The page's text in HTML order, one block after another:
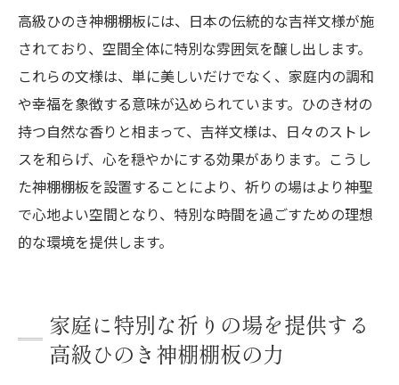
高級ひのき神棚棚板には、日本の伝統的な吉祥文様が施
されており、空間全体に特別な雰囲気を醸し出します。
これらの文様は、単に美しいだけでなく、家庭内の調和
や幸福を象徴する意味が込められています。ひのき材の
持つ自然な香りと相まって、吉祥文様は、日々のストレ
スを和らげ、心を穏やかにする効果があります。こうし
た神棚棚板を設置することにより、祈りの場はより神聖
で心地よい空間となり、特別な時間を過ごすための理想
的な環境を提供します。
家庭に特別な祈りの場を提供する
高級ひのき神棚棚板の力